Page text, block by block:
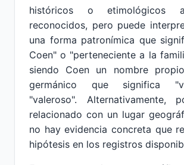
históricos o etimológicos
reconocidos, pero puede
una forma patronímica que
Coen" o "perteneciente a la
siendo Coen un nombre
germánico que significa
"valeroso". Alternativamente,
relacionado con un lugar
no hay evidencia concreta que
hipótesis en los registros